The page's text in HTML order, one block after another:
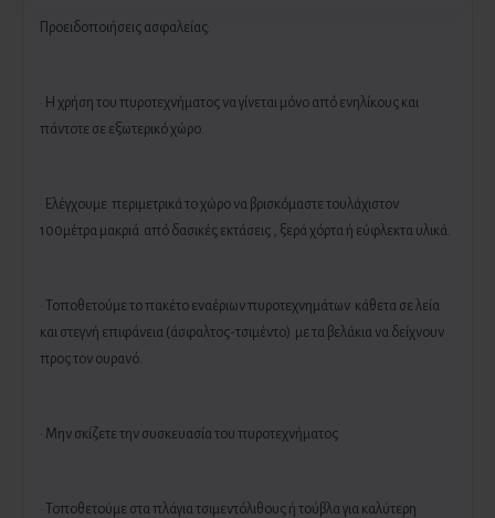
Προειδοποιήσεις ασφαλείας:
· Η χρήση του πυροτεχνήματος να γίνεται μόνο από ενηλίκους και
πάντοτε σε εξωτερικό χώρο.
· Ελέγχουμε περιμετρικά το χώρο να βρισκόμαστε τουλάχιστον
100μέτρα μακριά από δασικές εκτάσεις , ξερά χόρτα ή εύφλεκτα υλικά.
· Τοποθετούμε το πακέτο εναέριων πυροτεχνημάτων κάθετα σε λεία
και στεγνή επιφάνεια (άσφαλτος-τσιμέντο) με τα βελάκια να δείχνουν
προς τον ουρανό.
· Μην σκίζετε την συσκευασία του πυροτεχνήματος
· Τοποθετούμε στα πλάγια τσιμεντόλιθους ή τούβλα για καλύτερη